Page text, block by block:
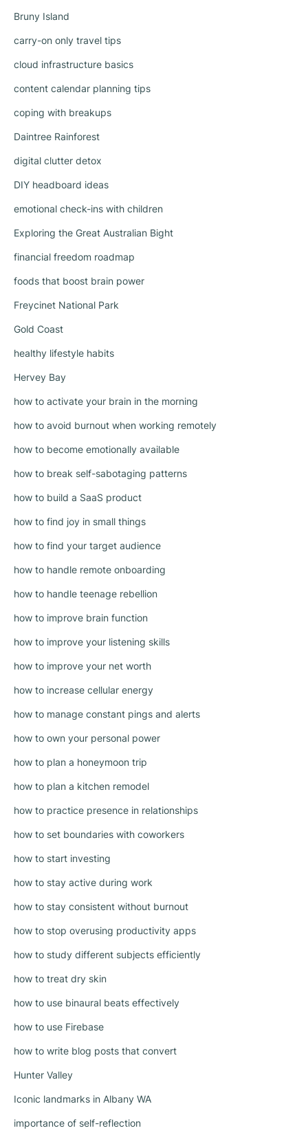
Bruny Island
carry-on only travel tips
cloud infrastructure basics
content calendar planning tips
coping with breakups
Daintree Rainforest
digital clutter detox
DIY headboard ideas
emotional check-ins with children
Exploring the Great Australian Bight
financial freedom roadmap
foods that boost brain power
Freycinet National Park
Gold Coast
healthy lifestyle habits
Hervey Bay
how to activate your brain in the morning
how to avoid burnout when working remotely
how to become emotionally available
how to break self-sabotaging patterns
how to build a SaaS product
how to find joy in small things
how to find your target audience
how to handle remote onboarding
how to handle teenage rebellion
how to improve brain function
how to improve your listening skills
how to improve your net worth
how to increase cellular energy
how to manage constant pings and alerts
how to own your personal power
how to plan a honeymoon trip
how to plan a kitchen remodel
how to practice presence in relationships
how to set boundaries with coworkers
how to start investing
how to stay active during work
how to stay consistent without burnout
how to stop overusing productivity apps
how to study different subjects efficiently
how to treat dry skin
how to use binaural beats effectively
how to use Firebase
how to write blog posts that convert
Hunter Valley
Iconic landmarks in Albany WA
importance of self-reflection